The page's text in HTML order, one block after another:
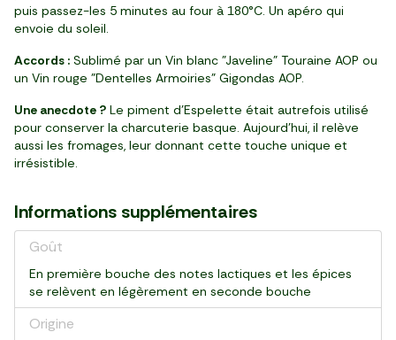
puis passez-les 5 minutes au four à 180°C. Un apéro qui
envoie du soleil.
Accords : Sublimé par un Vin blanc "Javeline" Touraine AOP ou
un Vin rouge "Dentelles Armoiries" Gigondas AOP.
Une anecdote ? Le piment d’Espelette était autrefois utilisé
pour conserver la charcuterie basque. Aujourd’hui, il relève
aussi les fromages, leur donnant cette touche unique et
irrésistible.
Informations supplémentaires
Goût
En première bouche des notes lactiques et les épices
se relèvent en légèrement en seconde bouche
Origine